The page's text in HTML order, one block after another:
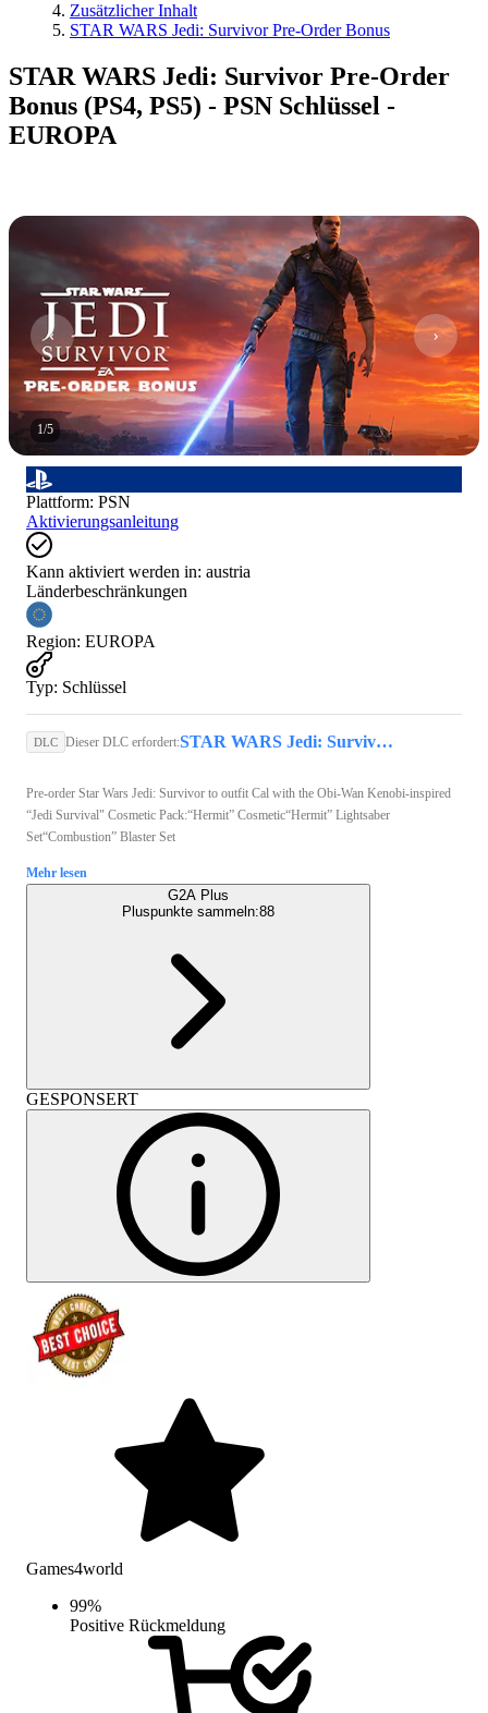
Zusätzlicher Inhalt
STAR WARS Jedi: Survivor Pre-Order Bonus
STAR WARS Jedi: Survivor Pre-Order
Bonus (PS4, PS5) - PSN Schlüssel -
EUROPA
1/5
Plattform: PSN
Aktivierungsanleitung
Kann aktiviert werden in: austria
Länderbeschränkungen
Region: EUROPA
Typ: Schlüssel
DLC Dieser DLC erfordert: STAR WARS Jedi: Survivor (PS5) - PSN Account - GLOBAL
Pre-order Star Wars Jedi: Survivor to outfit Cal with the Obi-Wan Kenobi-inspired
“Jedi Survival" Cosmetic Pack:“Hermit” Cosmetic“Hermit” Lightsaber
Set“Combustion” Blaster Set
Mehr lesen
G2A Plus
Pluspunkte sammeln:88
GESPONSERT
Games4world
99%
Positive Rückmeldung